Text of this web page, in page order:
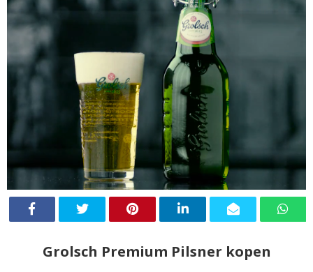
Grolsch Premium Pilsner kopen